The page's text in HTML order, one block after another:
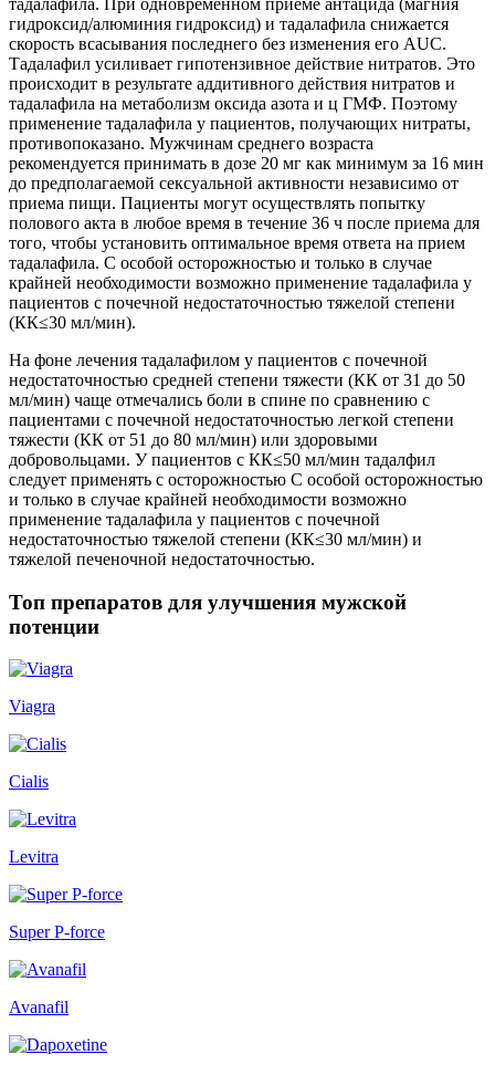
гидроксид/алюминия гидроксид) и тадалафила снижается
скорость всасывания последнего без изменения его AUC.
Тадалафил усиливает гипотензивное действие нитратов. Это
происходит в результате аддитивного действия нитратов и
тадалафила на метаболизм оксида азота и ц ГМФ. Поэтому
применение тадалафила у пациентов, получающих нитраты,
противопоказано. Мужчинам среднего возраста
рекомендуется принимать в дозе 20 мг как минимум за 16 мин
до предполагаемой сексуальной активности независимо от
приема пищи. Пациенты могут осуществлять попытку
полового акта в любое время в течение 36 ч после приема для
того, чтобы установить оптимальное время ответа на прием
тадалафила. С особой осторожностью и только в случае
крайней необходимости возможно применение тадалафила у
пациентов с почечной недостаточностью тяжелой степени
(КК≤30 мл/мин).
На фоне лечения тадалафилом у пациентов с почечной
недостаточностью средней степени тяжести (КК от 31 до 50
мл/мин) чаще отмечались боли в спине по сравнению с
пациентами с почечной недостаточностью легкой степени
тяжести (КК от 51 до 80 мл/мин) или здоровыми
добровольцами. У пациентов с КК≤50 мл/мин тадалфил
следует применять с осторожностью С особой осторожностью
и только в случае крайней необходимости возможно
применение тадалафила у пациентов с почечной
недостаточностью тяжелой степени (КК≤30 мл/мин) и
тяжелой печеночной недостаточностью.
Топ препаратов для улучшения мужской
потенции
Viagra
Cialis
Levitra
Super P-force
Avanafil